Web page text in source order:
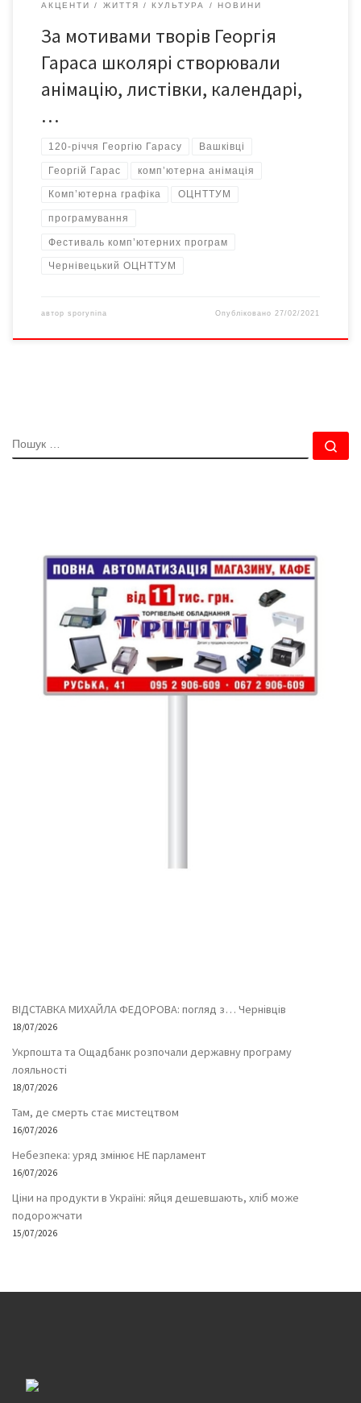
АКЦЕНТИ ЖИТТЯ КУЛЬТУРА НОВИНИ
За мотивами творів Георгія
Гараса школярі створювали
анімацію, листівки, календарі,
…
120-річчя Георгію Гарасу Вашківці
Георгій Гарас комп’ютерна анімація
Комп’ютерна графіка ОЦНТТУМ
програмування
Фестиваль комп’ютерних програм
Чернівецький ОЦНТТУМ
автор sporynina Опубліковано 27/02/2021
ПОШУК
ВІДСТАВКА МИХАЙЛА ФЕДОРОВА: погляд з… Чернівців
18/07/2026
Укрпошта та Ощадбанк розпочали державну програму
лояльності
18/07/2026
Там, де смерть стає мистецтвом
16/07/2026
Небезпека: уряд змінює НЕ парламент
16/07/2026
Ціни на продукти в Україні: яйця дешевшають, хліб може
подорожчати
15/07/2026